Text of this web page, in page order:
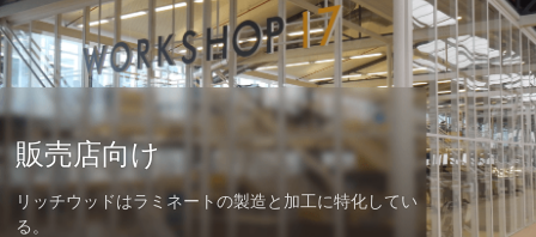
販売店向け
リッチウッドはラミネートの製造と加工に特化してい
る。